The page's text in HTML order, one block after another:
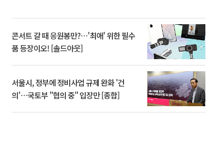
콘서트 갈 때 응원봉만?⋯'최애' 위한 필수
품 등장이오! [솔드아웃]
서울시, 정부에 정비사업 규제 완화 '건
의'⋯국토부 "협의 중" 입장만 [종합]